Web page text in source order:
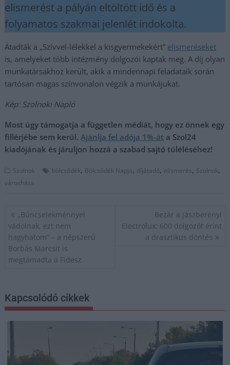
elismerést a pályán eltöltött idő és a
folyamatos szakmai jelenlét indokolta.
Átadták a „Szívvel-lélekkel a kisgyermekekért” elismeréseket
is, amelyeket több intézmény dolgozói kaptak meg. A díj olyan
munkatársakhoz került, akik a mindennapi feladataik során
tartósan magas színvonalon végzik a munkájukat.
Kép: Szolnoki Napló
Most úgy támogatja a független médiát, hogy ez önnek egy
fillérjébe sem kerül.Ajánlja fel adója 1%-át a Szol24
kiadójának és járuljon hozzá a szabad sajtó túléléséhez!
Szolnok bölcsődék, Bölcsődék Napja, díjátadó, elismerés, Szolnok,
városháza
Bejegyzés
navigáció
„Bűncselekménnyel
vádolnak, ezt nem
hagyhatom” – a népszerű
Borbás Marcsit is
megtámadta a Fidesz
Bezár a jászberényi
Electrolux: 600 dolgozót érint
a drasztikus döntés
Kapcsolódó cikkek